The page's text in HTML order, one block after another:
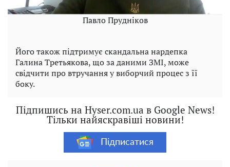
Павло Прудніков
Його також підтримує скандальна нардепка
Галина Третьякова, що за даними ЗМІ, може
свідчити про втручання у виборчий процес з її
боку.
Підпишись на Hyser.com.ua в Google News!
Тільки найяскравіші новини!
Підписатися